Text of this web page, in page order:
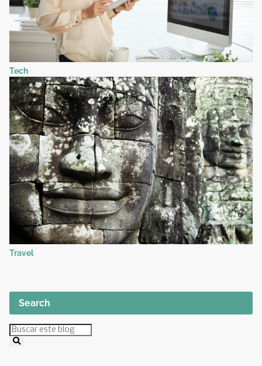
Tech
Travel
Search